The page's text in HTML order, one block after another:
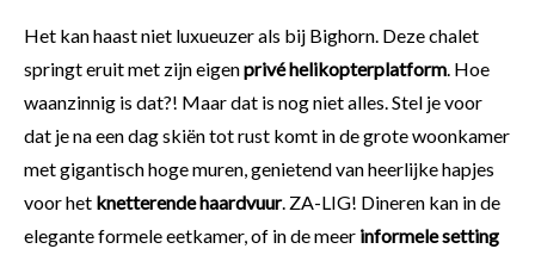
Het kan haast niet luxueuzer als bij Bighorn. Deze chalet
springt eruit met zijn eigenprivé helikopterplatform. Hoe
waanzinnig is dat?! Maar dat is nog niet alles. Stel je voor
dat je na een dag skiën tot rust komt in de grote woonkamer
met gigantisch hoge muren, genietend van heerlijke hapjes
voor het knetterende haardvuur. ZA-LIG! Dineren kan in de
elegante formele eetkamer, of in de meer informele setting